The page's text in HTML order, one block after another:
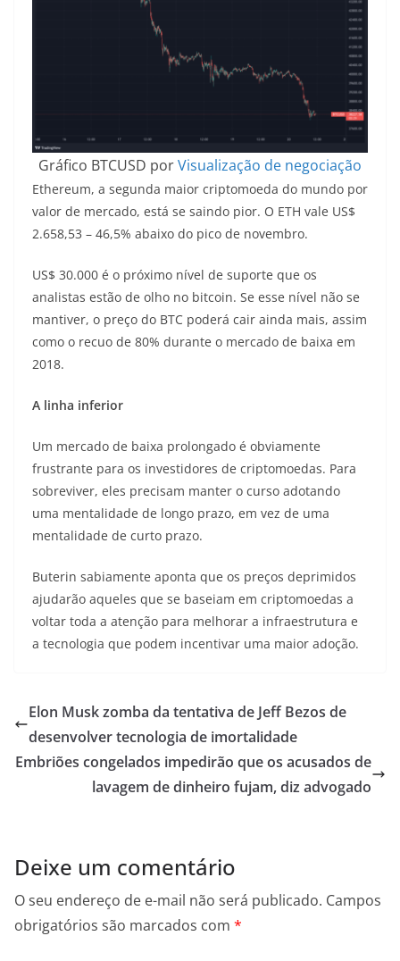
Gráfico BTCUSD porVisualização de negociação
Ethereum, a segunda maior criptomoeda do mundo por
valor de mercado, está se saindo pior. O ETH vale US$
2.658,53 – 46,5% abaixo do pico de novembro.
US$ 30.000 é o próximo nível de suporte que os
analistas estão de olho no bitcoin. Se esse nível não se
mantiver, o preço do BTC poderá cair ainda mais, assim
como o recuo de 80% durante o mercado de baixa em
2018.
A linha inferior
Um mercado de baixa prolongado é obviamente
frustrante para os investidores de criptomoedas. Para
sobreviver, eles precisam manter o curso adotando
uma mentalidade de longo prazo, em vez de uma
mentalidade de curto prazo.
Buterin sabiamente aponta que os preços deprimidos
ajudarão aqueles que se baseiam em criptomoedas a
voltar toda a atenção para melhorar a infraestrutura e
a tecnologia que podem incentivar uma maior adoção.
Elon Musk zomba da tentativa de Jeff Bezos de
desenvolver tecnologia de imortalidade
Embriões congelados impedirão que os acusados ​​de
lavagem de dinheiro fujam, diz advogado
Deixe um comentário
O seu endereço de e-mail não será publicado. Campos
obrigatórios são marcados com *